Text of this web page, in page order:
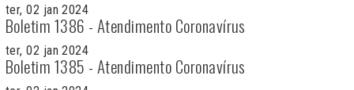
ter, 02 jan 2024
Boletim 1386 - Atendimento Coronavírus
ter, 02 jan 2024
Boletim 1385 - Atendimento Coronavírus